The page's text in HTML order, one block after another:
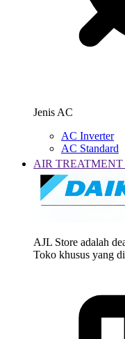
Jenis AC
AC Inverter
AC Standard
AIR TREATMENT
AJL Store adalah
Toko khusus yang